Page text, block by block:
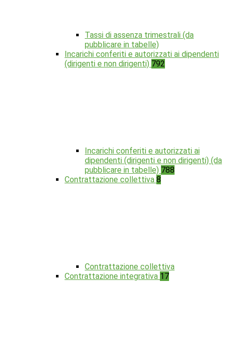
Tassi di assenza trimestrali (da
pubblicare in tabelle)
Incarichi conferiti e autorizzati ai dipendenti
(dirigenti e non dirigenti) 792
Incarichi conferiti e autorizzati ai
dipendenti (dirigenti e non dirigenti) (da
pubblicare in tabelle) 788
Contrattazione collettiva 8
Contrattazione collettiva
Contrattazione integrativa 17